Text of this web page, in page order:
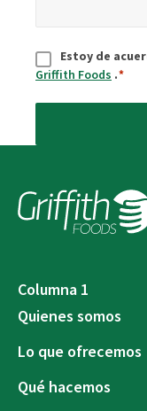
AceptarEstoy de
Griffith Foods .*
Columna 1
Quienes somos
Lo que ofrecemos
Qué hacemos